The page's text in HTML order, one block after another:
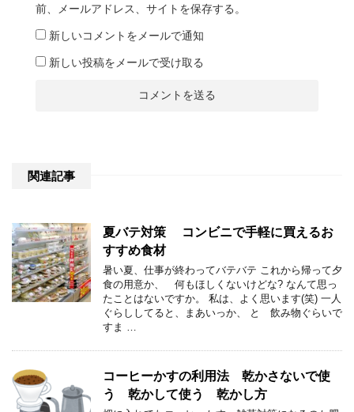
前、メールアドレス、サイトを保存する。
新しいコメントをメールで通知
新しい投稿をメールで受け取る
関連記事
夏バテ対策 コンビニで手軽に買えるお
すすめ食材
暑い夏、仕事が終わってバテバテ これから帰って夕
食の用意か、 何もほしくないけどな? なんて思っ
たことはないですか。 私は、よく思います(笑) 一人
ぐらししてると、まあいっか、 と 飲み物ぐらいで
すま …
コーヒーかすの利用法 乾かさないで使
う 乾かして使う 乾かし方